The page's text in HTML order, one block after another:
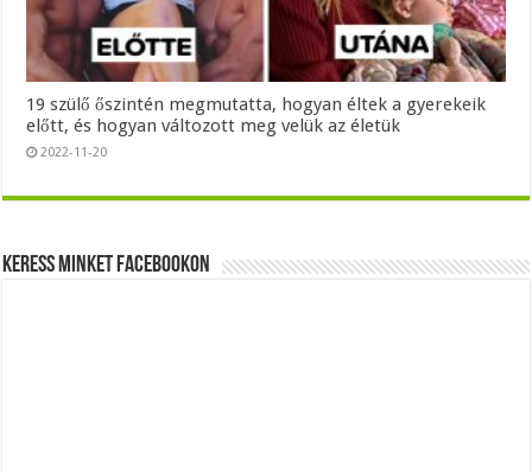
19 szülő őszintén megmutatta, hogyan éltek a gyerekeik
előtt, és hogyan változott meg velük az életük
2022-11-20
Keress minket Facebookon